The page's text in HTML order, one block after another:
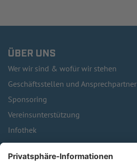
ÜBER UNS
Wer wir sind & wofür wir stehen
Geschäftsstellen und Ansprechpartner
Sponsoring
Vereinsunterstützung
Infothek
Kontakt